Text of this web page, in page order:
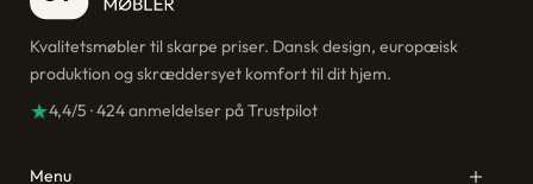
Kvalitetsmøbler til skarpe priser. Dansk design, europæisk
produktion og skræddersyet komfort til dit hjem.
★4,4/5 · 424 anmeldelser på Trustpilot
Menu